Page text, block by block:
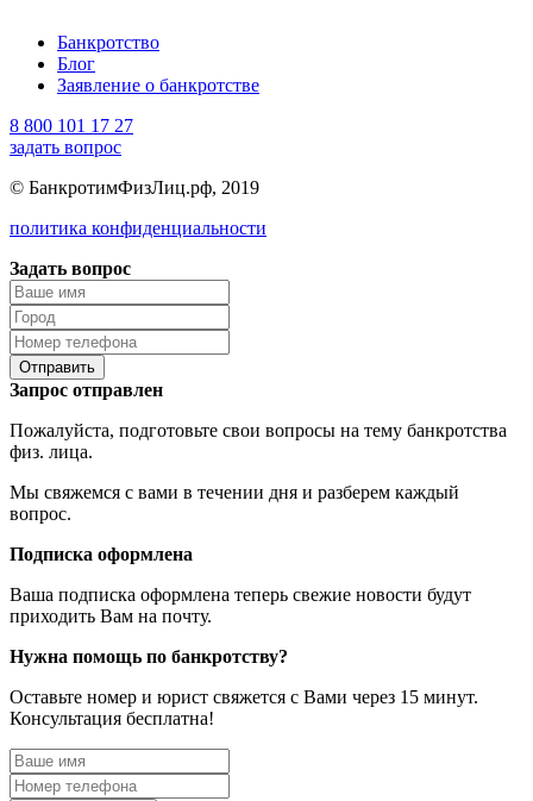
Банкротство
Блог
Заявление о банкротстве
8 800 101 17 27
задать вопрос
© БанкротимФизЛиц.рф, 2019
политика конфиденциальности
Задать вопрос
Отправить
Запрос отправлен
Пожалуйста, подготовьте свои вопросы на тему банкротства
физ. лица.
Мы свяжемся с вами в течении дня и разберем каждый
вопрос.
Подписка оформлена
Ваша подписка оформлена теперь свежие новости будут
приходить Вам на почту.
Нужна помощь по банкротству?
Оставьте номер и юрист свяжется с Вами через 15 минут.
Консультация бесплатна!